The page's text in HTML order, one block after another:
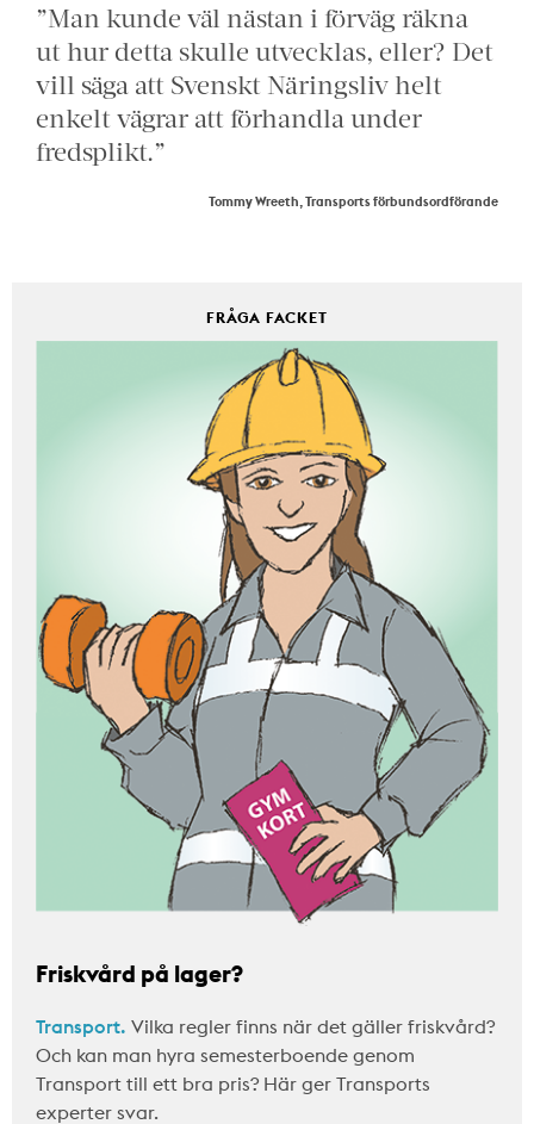
”Man kunde väl nästan i förväg räkna
ut hur detta skulle utvecklas, eller? Det
vill säga att Svenskt Näringsliv helt
enkelt vägrar att förhandla under
fredsplikt.”
Tommy Wreeth, Transports förbundsordförande
FRÅGA FACKET
Friskvård på lager?
Transport. Vilka regler finns när det gäller friskvård?
Och kan man hyra semesterboende genom
Transport till ett bra pris? Här ger Transports
experter svar.